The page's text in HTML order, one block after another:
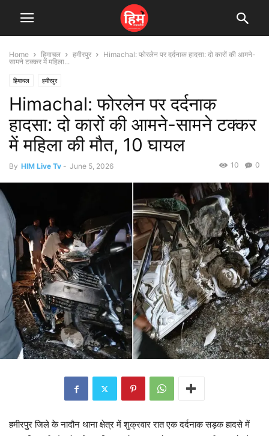
Home हिमाचल हमीरपुर
Himachal: फोरलेन पर दर्दनाक हादसा: दो कारों की आमने-
सामने टक्कर में महिला...
हिमाचल हमीरपुर
Himachal: फोरलेन पर दर्दनाक
हादसा: दो कारों की आमने-सामने टक्कर
में महिला की मौत, 10 घायल
By HIM Live Tv - June 5, 2026 0
10
हमीरपुर जिले के नादौन थाना क्षेत्र में शुक्रवार रात एक दर्दनाक सड़क हादसे में